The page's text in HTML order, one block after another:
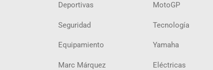
Deportivas MotoGP
Seguridad Tecnología
Equipamiento Yamaha
Marc Márquez Eléctricas